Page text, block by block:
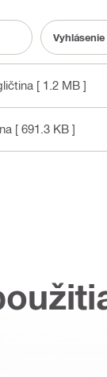
[ 1.2 MB ]
[ 691.3 KB ]